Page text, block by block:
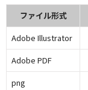
ファイル形式
Adobe Illustrator
Adobe PDF
png